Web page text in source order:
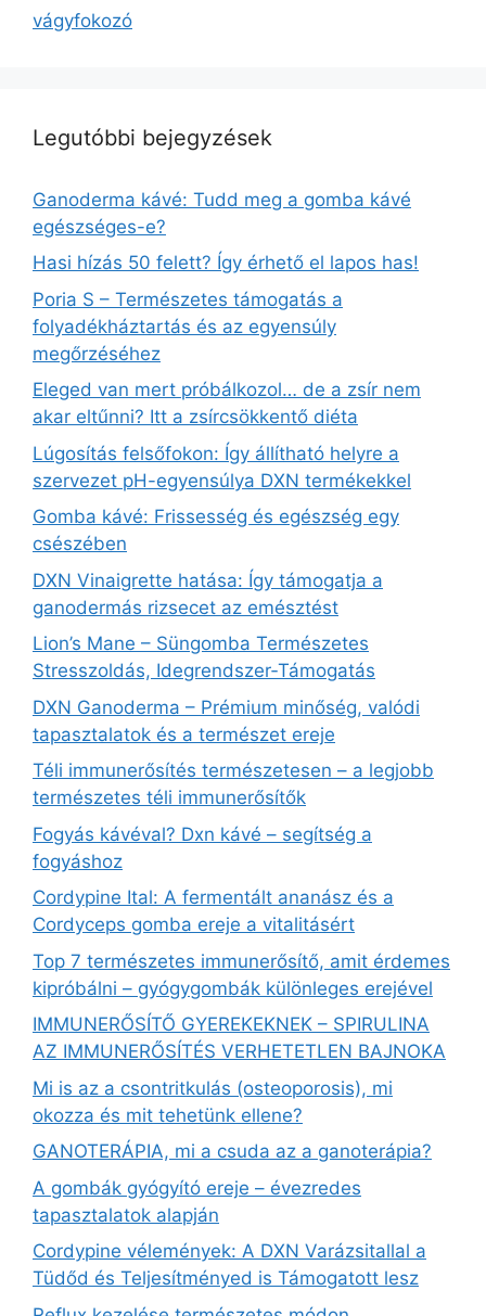
vágyfokozó
Legutóbbi bejegyzések
Ganoderma kávé: Tudd meg a gomba kávé
egészséges-e?
Hasi hízás 50 felett? Így érhető el lapos has!
Poria S – Természetes támogatás a
folyadékháztartás és az egyensúly
megőrzéséhez
Eleged van mert próbálkozol… de a zsír nem
akar eltűnni? Itt a zsírcsökkentő diéta
Lúgosítás felsőfokon: Így állítható helyre a
szervezet pH-egyensúlya DXN termékekkel
Gomba kávé: Frissesség és egészség egy
csészében
DXN Vinaigrette hatása: Így támogatja a
ganodermás rizsecet az emésztést
Lion’s Mane – Süngomba Természetes
Stresszoldás, Idegrendszer‑Támogatás
DXN Ganoderma – Prémium minőség, valódi
tapasztalatok és a természet ereje
Téli immunerősítés természetesen – a legjobb
természetes téli immunerősítők
Fogyás kávéval? Dxn kávé – segítség a
fogyáshoz
Cordypine Ital: A fermentált ananász és a
Cordyceps gomba ereje a vitalitásért
Top 7 természetes immunerősítő, amit érdemes
kipróbálni – gyógygombák különleges erejével
IMMUNERŐSÍTŐ GYEREKEKNEK – SPIRULINA
AZ IMMUNERŐSÍTÉS VERHETETLEN BAJNOKA
Mi is az a csontritkulás (osteoporosis), mi
okozza és mit tehetünk ellene?
GANOTERÁPIA, mi a csuda az a ganoterápia?
A gombák gyógyító ereje – évezredes
tapasztalatok alapján
Cordypine vélemények: A DXN Varázsitallal a
Tüdőd és Teljesítményed is Támogatott lesz